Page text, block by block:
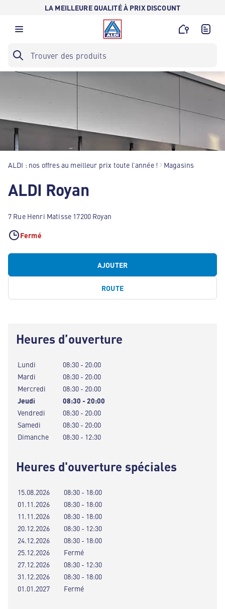
LA MEILLEURE QUALITÉ À PRIX DISCOUNT
ALDI : nos offres au meilleur prix toute l’année ! Magasins
ALDI Royan
7 Rue Henri Matisse 17200 Royan
Fermé
AJOUTER
ROUTE
Heures d’ouverture
Lundi
08:30 - 20:00
Mardi
08:30 - 20:00
Mercredi
08:30 - 20:00
Jeudi
08:30 - 20:00
Vendredi
08:30 - 20:00
Samedi
08:30 - 20:00
Dimanche
08:30 - 12:30
Heures d'ouverture spéciales
15.08.2026
08:30 - 18:00
01.11.2026
08:30 - 18:00
11.11.2026
08:30 - 18:00
20.12.2026
08:30 - 12:30
24.12.2026
08:30 - 18:00
25.12.2026
Fermé
27.12.2026
08:30 - 12:30
31.12.2026
08:30 - 18:00
01.01.2027
Fermé